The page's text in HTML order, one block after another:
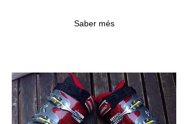
Saber més